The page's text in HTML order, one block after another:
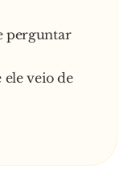
a preço de
piada.)
disso
era mostrar o
E os
registrar
perguntar
veio de